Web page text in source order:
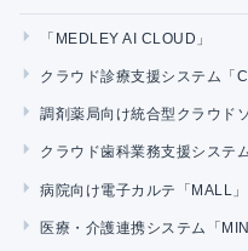
「MEDLEY AI CLOUD」
クラウド診療支援システム「
調剤薬局向け統合型クラウド
クラウド歯科業務支援システ
病院向け電子カルテ「MALL」
医療・介護連携システム「